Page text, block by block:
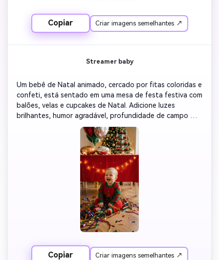
Copiar Criar imagens semelhantes ↗
Streamer baby
Um bebê de Natal animado, cercado por fitas coloridas e
confeti, está sentado em uma mesa de festa festiva com
balões, velas e cupcakes de Natal. Adicione luzes
brilhantes, humor agradável, profundidade de campo
leve, iluminação interior quente para celebrar a sensação
Copiar Criar imagens semelhantes ↗